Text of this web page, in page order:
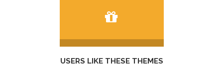
USERS LIKE THESE THEMES